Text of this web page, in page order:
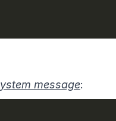
message: